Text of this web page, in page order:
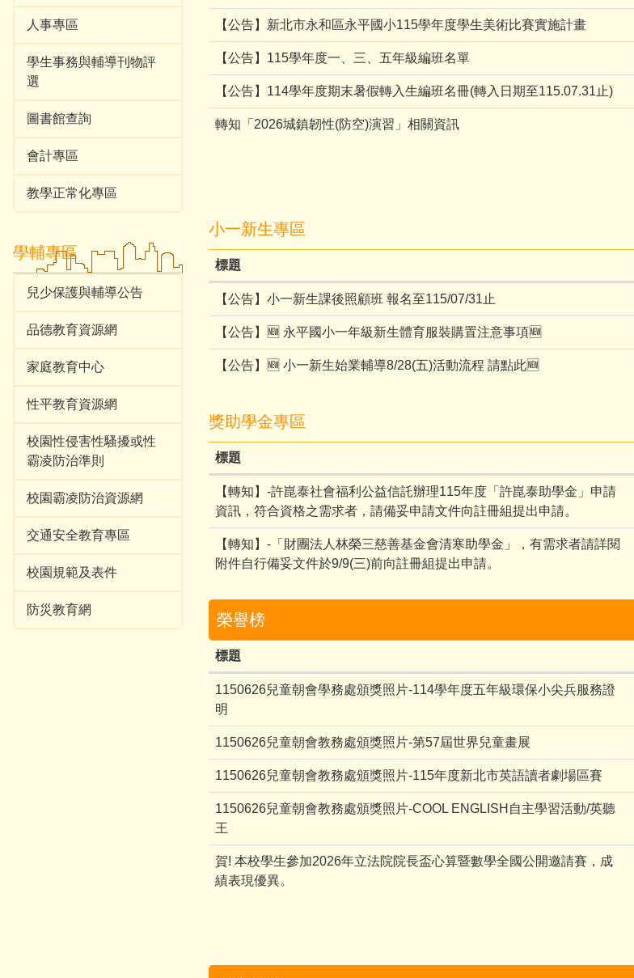
人事專區
學生事務與輔導刊物評
選
圖書館查詢
會計專區
教學正常化專區
學輔專區
兒少保護與輔導公告
品德教育資源網
家庭教育中心
性平教育資源網
校園性侵害性騷擾或性
霸凌防治準則
校園霸凌防治資源網
交通安全教育專區
校園規範及表件
防災教育網
【公告】新北市永和區永平國小115學年度學生美術比賽實施計畫
【公告】115學年度一、三、五年級編班名單
【公告】114學年度期末暑假轉入生編班名冊(轉入日期至115.07.31止)
轉知「2026城鎮韌性(防空)演習」相關資訊
小一新生專區
標題
【公告】小一新生課後照顧班 報名至115/07/31止
【公告】🆕 永平國小一年級新生體育服裝購置注意事項🆕
【公告】🆕 小一新生始業輔導8/28(五)活動流程 請點此🆕
獎助學金專區
標題
【轉知】-許崑泰社會福利公益信託辦理115年度「許崑泰助學金」申請
資訊，符合資格之需求者，請備妥申請文件向註冊組提出申請。
【轉知】-「財團法人林榮三慈善基金會清寒助學金」，有需求者請詳閱
附件自行備妥文件於9/9(三)前向註冊組提出申請。
榮譽榜
標題
1150626兒童朝會學務處頒獎照片-114學年度五年級環保小尖兵服務證
明
1150626兒童朝會教務處頒獎照片-第57屆世界兒童畫展
1150626兒童朝會教務處頒獎照片-115年度新北市英語讀者劇場區賽
1150626兒童朝會教務處頒獎照片-COOL ENGLISH自主學習活動/英聽
王
賀! 本校學生參加2026年立法院院長盃心算暨數學全國公開邀請賽，成
績表現優異。